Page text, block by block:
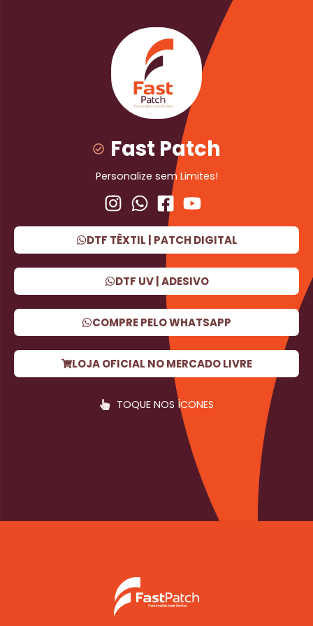
Fast Patch
Personalize sem Limites!
DTF TÊXTIL | PATCH DIGITAL
DTF UV | ADESIVO
COMPRE PELO WHATSAPP
LOJA OFICIAL NO MERCADO LIVRE
TOQUE NOS ÍCONES